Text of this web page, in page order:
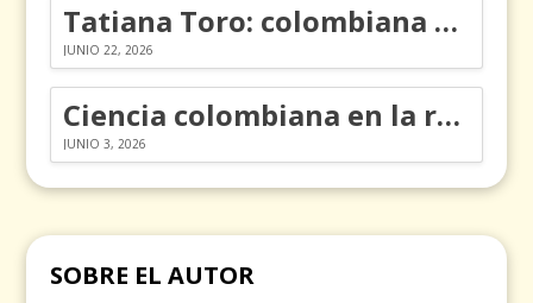
Tatiana Toro: colombiana que cambió la historia de las matemáticas
JUNIO 22, 2026
Ciencia colombiana en la revolución de los órganos en chips
JUNIO 3, 2026
SOBRE EL AUTOR